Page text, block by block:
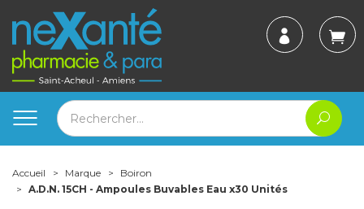
Accueil Marque
Boiron
A.D.N. 15CH - Ampoules Buvables Eau x30 Unités